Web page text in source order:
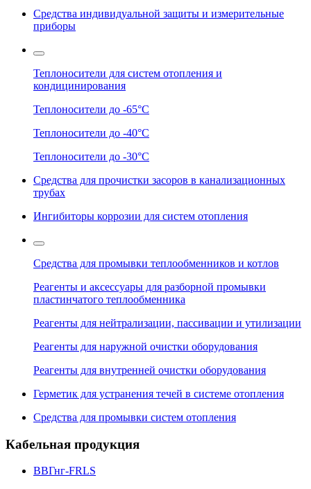
Средства индивидуальной защиты и измерительные
приборы
Теплоносители для систем отопления и
кондицинирования
Теплоносители до -65°C
Теплоносители до -40°C
Теплоносители до -30°C
Средства для прочистки засоров в канализационных
трубах
Ингибиторы коррозии для систем отопления
Средства для промывки теплообменников и котлов
Реагенты и аксессуары для разборной промывки
пластинчатого теплообменника
Реагенты для нейтрализации, пассивации и утилизации
Реагенты для наружной очистки оборудования
Реагенты для внутренней очистки оборудования
Герметик для устранения течей в системе отопления
Средства для промывки систем отопления
Кабельная продукция
ВВГнг-FRLS